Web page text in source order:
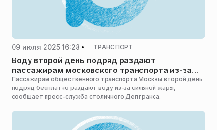
09 июля 2025 16:28 ТРАНСПОРТ
Воду второй день подряд раздают
пассажирам московского транспорта из-за
жары
Пассажирам общественного транспорта Москвы второй день
подряд бесплатно раздают воду из-за сильной жары,
сообщает пресс-служба столичного Дептранса.